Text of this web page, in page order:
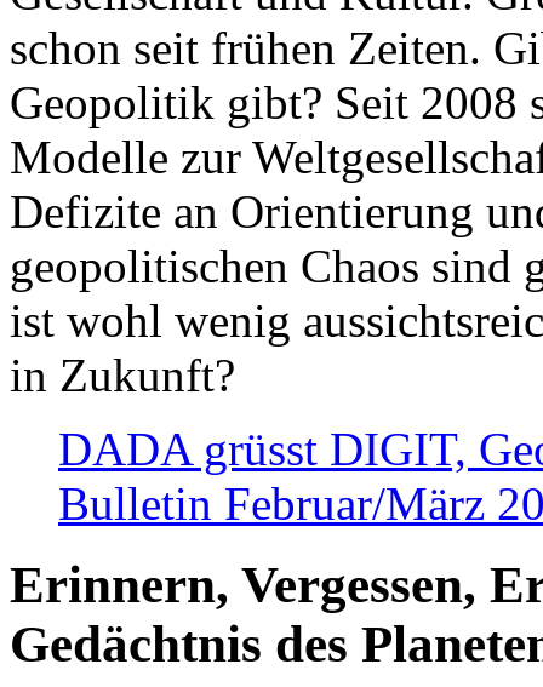
schon seit frühen Zeiten.
Geopolitik gibt? Seit 2008
Modelle zur
Defizite an Orientierung
geopolitischen Chaos sind
ist wohl wenig
in Zukunft?
DADA grüsst DIGIT,
Bulletin Februar/März
Erinnern, Vergessen,
Gedächtnis des